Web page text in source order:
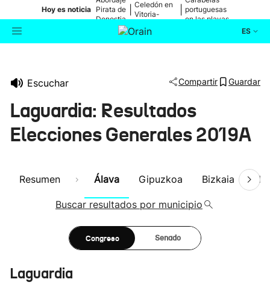
Hoy es noticia Pirata de
Donostia
Celedón en
Vitoria-
portuguesas
en las playas
ES
Escuchar Compartir Guardar
Laguardia: Resultados
Elecciones Generales 2019A
Resumen Álava Gipuzkoa Bizkaia
Buscar resultados por municipio
Congreso Senado
Laguardia